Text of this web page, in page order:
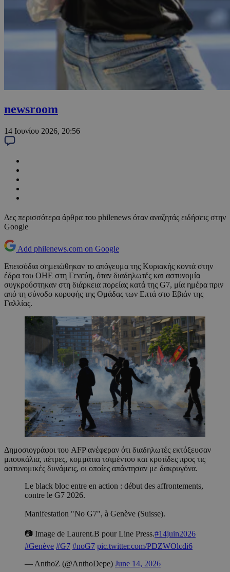
newsroom
14 Ιουνίου 2026, 20:56
Δες περισσότερα άρθρα του philenews όταν αναζητάς ειδήσεις στην
Google
Add philenews.com on Google
Επεισόδια σημειώθηκαν το απόγευμα της Κυριακής κοντά στην
έδρα του ΟΗΕ στη Γενεύη, όταν διαδηλωτές και αστυνομία
συγκρούστηκαν στη διάρκεια πορείας κατά της G7, μία ημέρα πριν
από τη σύνοδο κορυφής της Ομάδας των Επτά στο Εβιάν της
Γαλλίας.
Δημοσιογράφοι του AFP ανέφεραν ότι διαδηλωτές εκτόξευσαν
μπουκάλια, πέτρες, κομμάτια τσιμέντου και κροτίδες προς τις
αστυνομικές δυνάμεις, οι οποίες απάντησαν με δακρυγόνα.
Le black bloc entre en action : début des affrontements,
contre le G7 2026.
Manifestation "No G7", à Genève (Suisse).
📷 Image de Laurent.B pour Line Press.#14juin2026
#Genève #G7 #noG7 pic.twitter.com/PDZWOlcdi6
— AnthoZ (@AnthoDepe) June 14, 2026